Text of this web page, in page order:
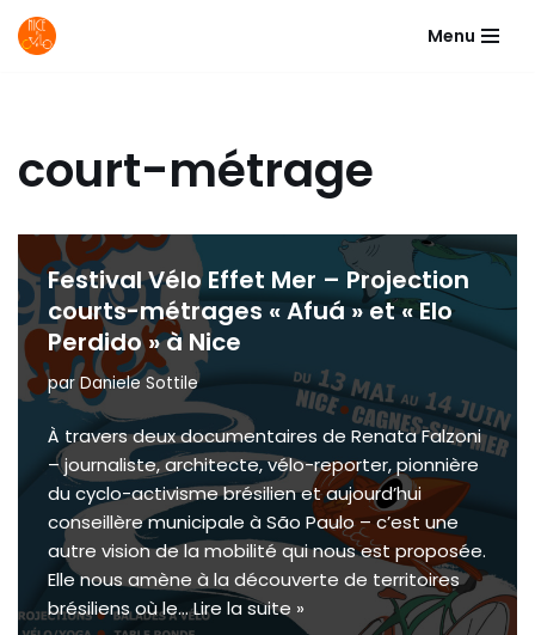
Menu
court-métrage
Festival Vélo Effet Mer – Projection
courts-métrages « Afuá » et « Elo
Perdido » à Nice
parDaniele Sottile
À travers deux documentaires de Renata Falzoni
– journaliste, architecte, vélo-reporter, pionnière
du cyclo-activisme brésilien et aujourd’hui
conseillère municipale à São Paulo – c’est une
autre vision de la mobilité qui nous est proposée.
Elle nous amène à la découverte de territoires
brésiliens où le…Lire la suite »